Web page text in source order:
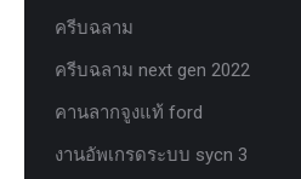
ครีบฉลาม
ครีบฉลาม next gen 2022
คานลากจูงแท้ ford
งานอัพเกรดระบบ sycn 3